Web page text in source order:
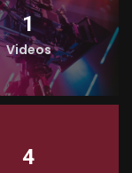
1
Videos
4